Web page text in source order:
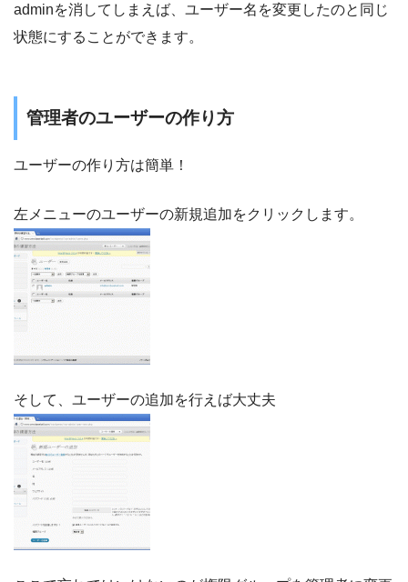
adminを消してしまえば、ユーザー名を変更したのと同じ
状態にすることができます。
管理者のユーザーの作り方
ユーザーの作り方は簡単！
左メニューのユーザーの新規追加をクリックします。
そして、ユーザーの追加を行えば大丈夫